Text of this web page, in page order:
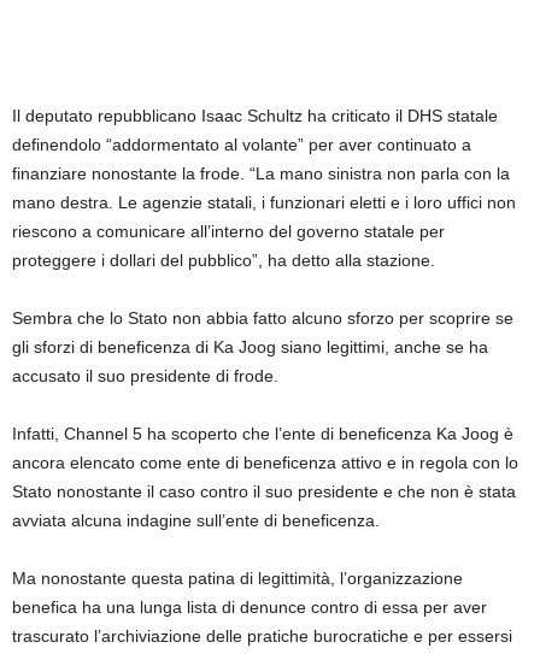
Il deputato repubblicano Isaac Schultz ha criticato il DHS statale
definendolo “addormentato al volante” per aver continuato a
finanziare nonostante la frode. “La mano sinistra non parla con la
mano destra. Le agenzie statali, i funzionari eletti e i loro uffici non
riescono a comunicare all’interno del governo statale per
proteggere i dollari del pubblico”, ha detto alla stazione.
Sembra che lo Stato non abbia fatto alcuno sforzo per scoprire se
gli sforzi di beneficenza di Ka Joog siano legittimi, anche se ha
accusato il suo presidente di frode.
Infatti, Channel 5 ha scoperto che l’ente di beneficenza Ka Joog è
ancora elencato come ente di beneficenza attivo e in regola con lo
Stato nonostante il caso contro il suo presidente e che non è stata
avviata alcuna indagine sull’ente di beneficenza.
Ma nonostante questa patina di legittimità, l’organizzazione
benefica ha una lunga lista di denunce contro di essa per aver
trascurato l’archiviazione delle pratiche burocratiche e per essersi